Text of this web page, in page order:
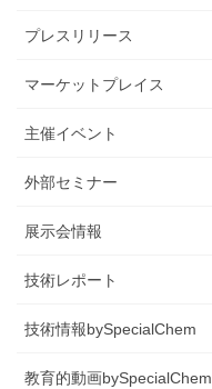
プレスリリース
マーケットプレイス
主催イベント
外部セミナー
展示会情報
技術レポート
技術情報bySpecialChem
教育的動画bySpecialChem